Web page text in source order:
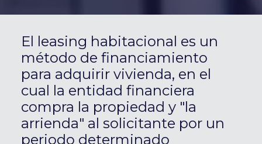
El leasing habitacional es un
método de financiamiento
para adquirir vivienda, en el
cual la entidad financiera
compra la propiedad y "la
arrienda" al solicitante por un
periodo determinado